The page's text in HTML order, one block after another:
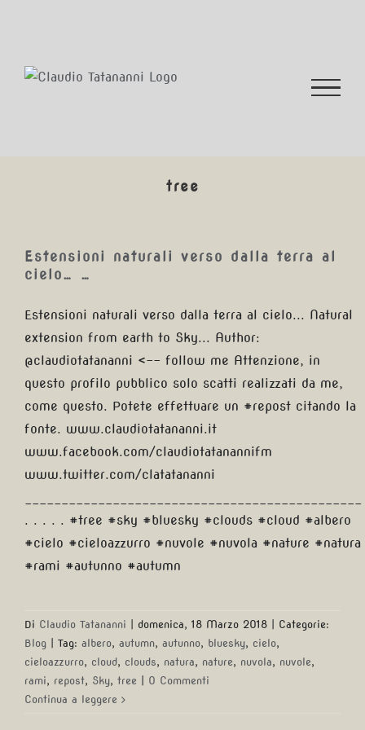
tree
dalla terra al cielo… …
Estensioni naturali verso dalla terra al
cielo… …
Estensioni naturali verso dalla terra al cielo... Natural
extension from earth to Sky... Author:
@claudiotatananni <-- follow me Attenzione, in
questo profilo pubblico solo scatti realizzati da me,
come questo. Potete effettuare un #repost citando la
fonte. www.claudiotatananni.it
www.facebook.com/claudiotatanannifm
www.twitter.com/clatatananni
. . . . . #tree #sky #bluesky #clouds #cloud #albero
#cielo #cieloazzurro #nuvole #nuvola #nature #natura
#rami #autunno #autumn
Di Claudio Tatananni domenica, 18 Marzo 2018
Categorie:
Blog
Tag: albero, autumn, autunno, bluesky, cielo,
cieloazzurro, cloud, clouds, natura, nature, nuvola, nuvole,
rami, repost, Sky, tree
0 Commenti
Continua a leggere